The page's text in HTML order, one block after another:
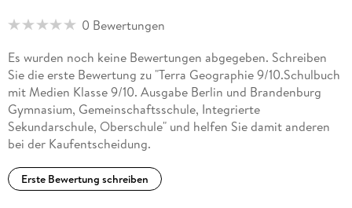
0 Bewertungen
Es wurden noch keine Bewertungen abgegeben. Schreiben
Sie die erste Bewertung zu "Terra Geographie 9/10.Schulbuch
mit Medien Klasse 9/10. Ausgabe Berlin und Brandenburg
Gymnasium, Gemeinschaftsschule, Integrierte
Sekundarschule, Oberschule" und helfen Sie damit anderen
bei der Kaufentscheidung.
Erste Bewertung schreiben